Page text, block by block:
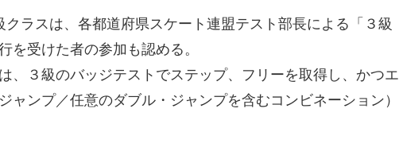
ラスは、各都道府県スケート連盟テスト部長による「３級
を受けた者の参加も認める。
、３級のバッジテストでステップ、フリーを取得し、かつエ
ャンプ／任意のダブル・ジャンプを含むコンビネーション）